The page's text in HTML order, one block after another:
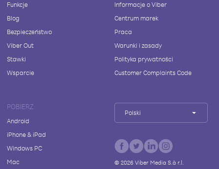
Funkcje
Blog
Bezpieczeństwo
Viber Out
Stawki
Wsparcie
Informacje o Viber
Centrum marek
Praca
Warunki i zasady
Polityka prywatności
Customer Complaints Code
POBIERZ
Android
iPhone & iPad
Windows PC
Mac
Polski
© 2026Viber Media S.à r.l.